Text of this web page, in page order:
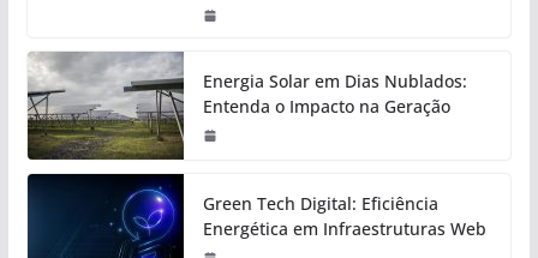
Energia Solar em Dias Nublados:
Entenda o Impacto na Geração
Green Tech Digital: Eficiência
Energética em Infraestruturas Web